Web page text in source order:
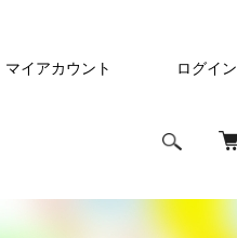
マイアカウント ログイン